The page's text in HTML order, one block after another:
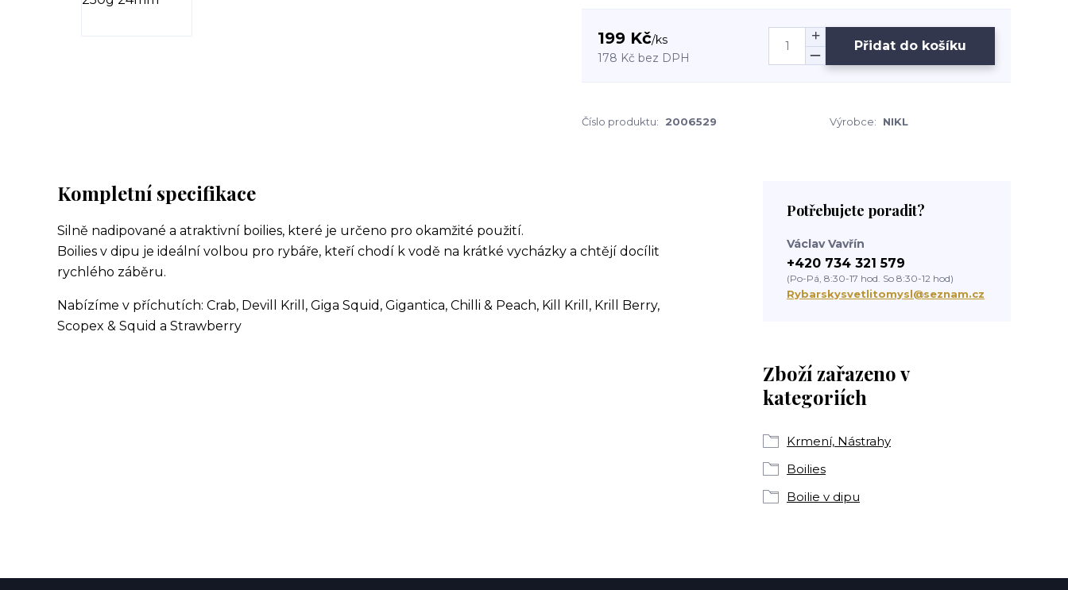
199 Kč/ks
178 Kč bez DPH
Přidat do košíku
Číslo produktu: 2006529 Výrobce: NIKL
Kompletní specifikace
Silně nadipované a atraktivní boilies, které je určeno pro okamžité použití.
Boilies v dipu je ideální volbou pro rybáře, kteří chodí k vodě na krátké vycházky a chtějí docílit
rychlého záběru.
Nabízíme v příchutích: Crab, Devill Krill, Giga Squid, Gigantica, Chilli & Peach, Kill Krill, Krill Berry,
Scopex & Squid a Strawberry
Zboží zařazeno v
kategoriích
Krmení, Nástrahy
Boilies
Boilie v dipu
Potřebujete poradit?
Václav Vavřín
+420 734 321 579
(Po-Pá, 8:30-17 hod. So 8:30-12 hod)
Rybarskysvetlitomysl@seznam.cz